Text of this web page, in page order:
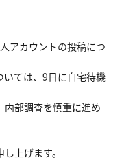
アカウントの投稿につ
ては、9日に自宅待機
内部調査を慎重に進め
上げます。